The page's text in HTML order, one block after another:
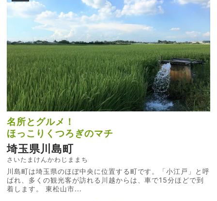
名所とグルメ！
ほっこりくつろぎのマチ
埼玉県川島町
さいたまけんかわじままち
川島町は埼玉県のほぼ中央に位置する町です。「小江戸」と呼
ばれ、多くの観光客が訪れる川越からは、車で15分ほどで到
着します。 東松山市...